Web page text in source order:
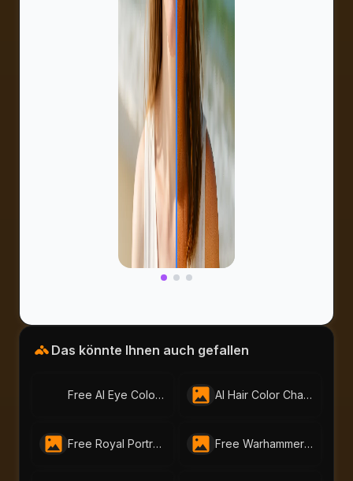
Das könnte Ihnen auch gefallen
Free AI Eye Color Changer – Change Eye Color Online | AI-Portraits.org AI Hair Color Changer: Transform Your Look Instantly
Free Royal Portrait Generator | Create AI Royal Art Online with AI-Portraits.org Free Warhammer 40K Image Generator: Craft Unique Warhammer Portraits with AI-Portraits.org